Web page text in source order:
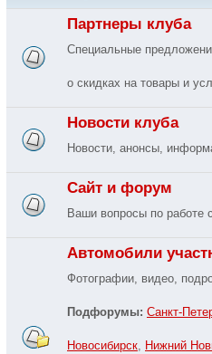
Партнеры клуба
Специальные
о скидках на товары и
Новости клуба
Новости, анонсы,
Сайт и форум
Ваши вопросы по работе
Автомобили
Фотографии, видео,
Подфорумы: Санкт-
Новосибирск Нижний